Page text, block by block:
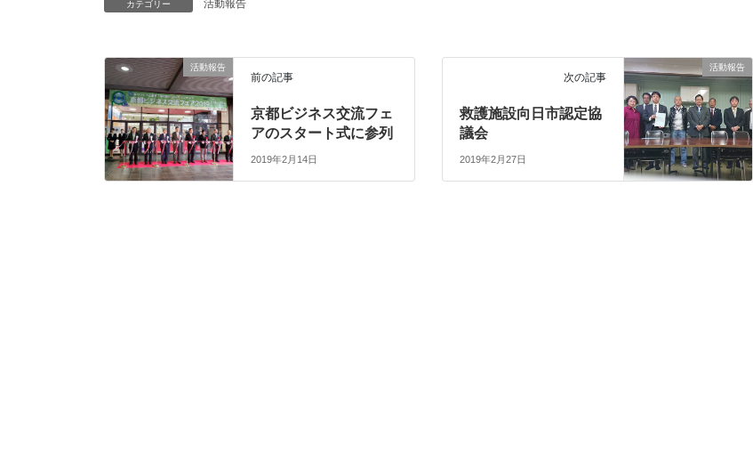
カテゴリー 活動報告
活動報告
前の記事
京都ビジネス交流フェ
アのスタート式に参列
2019年2月14日
活動報告
次の記事
救護施設向日市認定協
議会
2019年2月27日